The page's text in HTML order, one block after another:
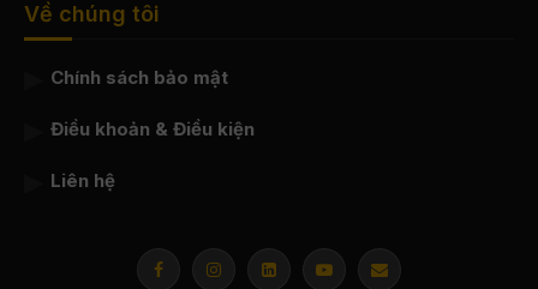
Về chúng tôi
Chính sách bảo mật
Điều khoản & Điều kiện
Liên hệ